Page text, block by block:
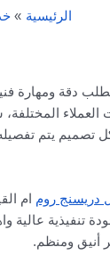
الرئيسية
دقة ومهارة
يتم
دريسنج روم ام
تنفيذية
أنيق ومنظم.